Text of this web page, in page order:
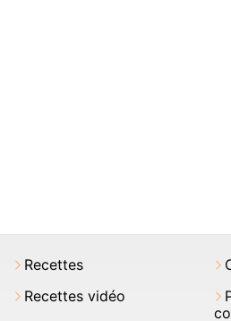
Recettes
Recettes vidéo